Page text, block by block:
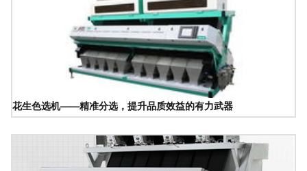
花生色选机——精准分选，提升品质效益的有力武器